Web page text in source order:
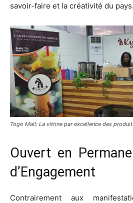
savoir-faire et la créativité du pays.
Togo Mall: La vitrine par excellence des
Ouvert en
d’Engagement
Contrairement aux